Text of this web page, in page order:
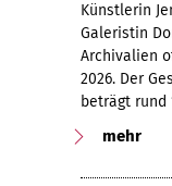
Künstlerin
Galeristin
Archivalien
2026. Der
beträgt rund
mehr